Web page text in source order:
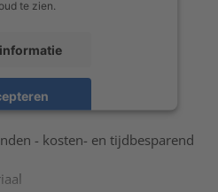
te zien.
- kosten- en tijdbesparend